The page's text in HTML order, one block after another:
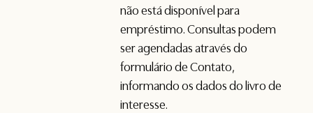
não está disponível para
empréstimo. Consultas podem
ser agendadas através do
formulário deContato,
informando os dados do livro de
interesse.